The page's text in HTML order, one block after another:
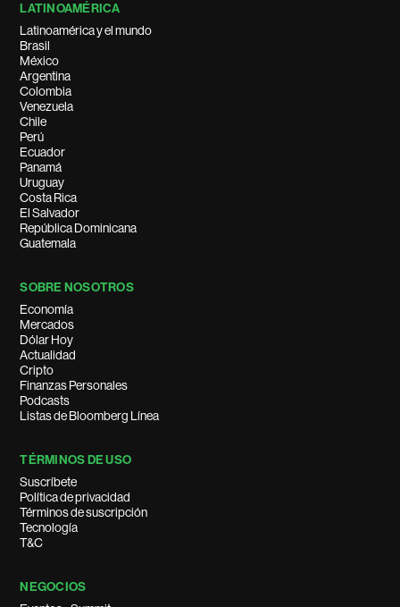
LATINOAMÉRICA
Latinoamérica y el mundo
Brasil
México
Argentina
Colombia
Venezuela
Chile
Perú
Ecuador
Panamá
Uruguay
Costa Rica
El Salvador
República Dominicana
Guatemala
SOBRE NOSOTROS
Economía
Mercados
Dólar Hoy
Actualidad
Cripto
Finanzas Personales
Podcasts
Listas de Bloomberg Línea
TÉRMINOS DE USO
Suscríbete
Política de privacidad
Términos de suscripción
Tecnología
T&C
NEGOCIOS